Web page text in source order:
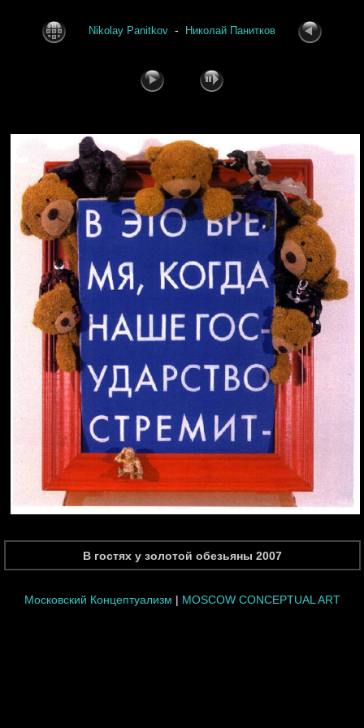
Nikolay Panitkov - Николай Панитков
В гостях у золотой обезьяны 2007
Московский Концептуализм | MOSCOW CONCEPTUAL ART